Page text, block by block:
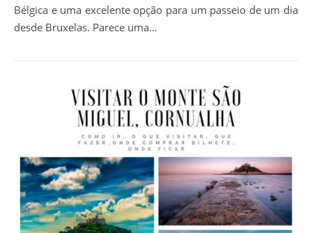
Bélgica e uma excelente opção para um passeio de um dia
desde Bruxelas. Parece uma…